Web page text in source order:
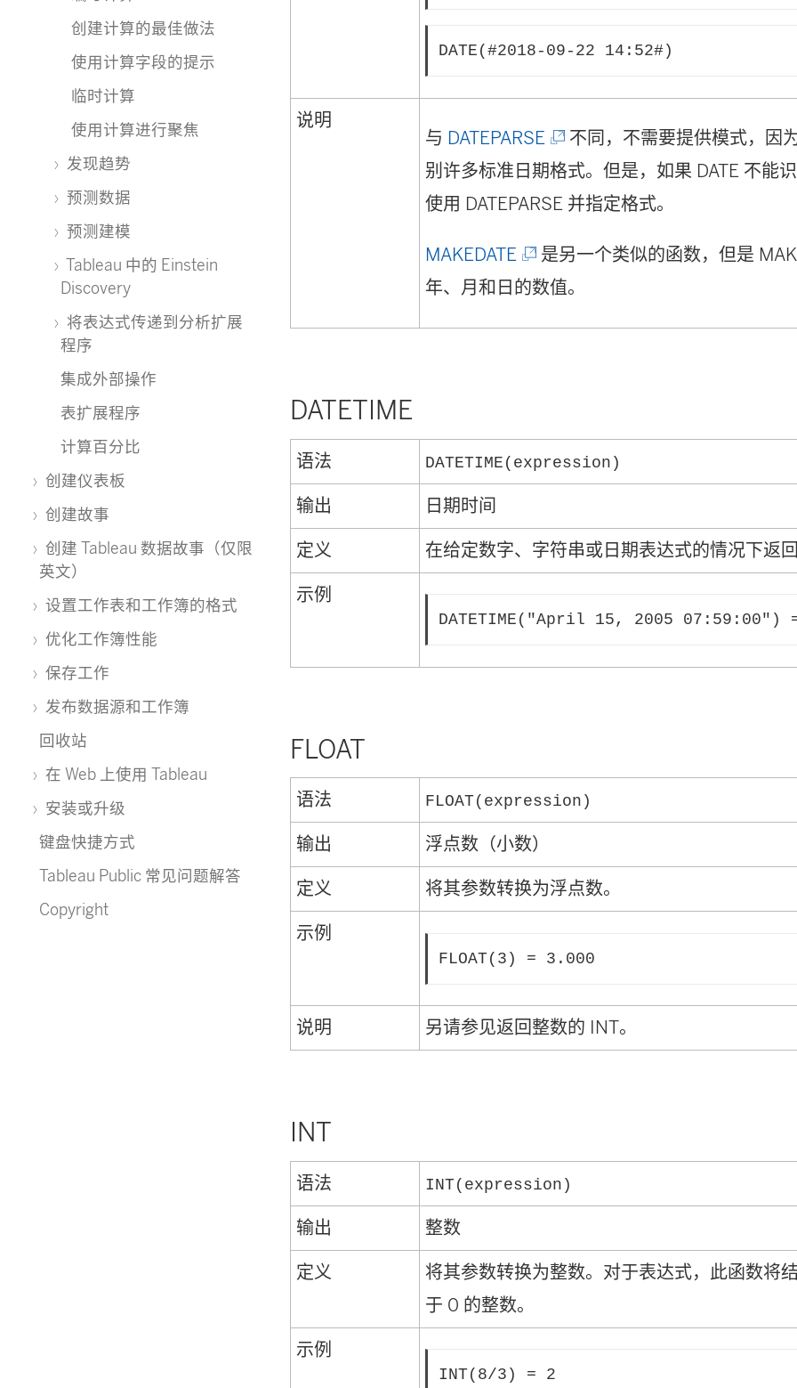
创建计算的最佳做法
使用计算字段的提示
临时计算
使用计算进行聚焦
发现趋势
预测数据
预测建模
Tableau 中的 Einstein
Discovery
将表达式传递到分析扩展
程序
集成外部操作
表扩展程序
计算百分比
创建仪表板
创建故事
创建 Tableau 数据故事（仅限
英文）
设置工作表和工作簿的格式
优化工作簿性能
保存工作
发布数据源和工作簿
回收站
在 Web 上使用 Tableau
安装或升级
键盘快捷方式
Tableau Public 常见问题解答
Copyright
DATE(#2018-09-22 14:52#)
说明
与 DATEPARSE (
链
接
新
窗
口
开
)
不同，不需要提供模式，因
别许多标准日期格式。但是，如果 DATE 不能
使用 DATEPARSE 并指定格式。
MAKEDATE (
链
中
开
是另一个类似的函数，但是
年、月和日的数值。
DATETIME
语法 DATETIME(expression)
输出 日期时间
定义 在给定数字、字符串或日期表达式的情况下返
示例
DATETIME("April 15, 2005
FLOAT
语法 FLOAT(expression)
输出 浮点数（小数）
定义 将其参数转换为浮点数。
示例
FLOAT(3) = 3.000
说明 另请参见返回整数的 INT。
INT
语法 INT(expression)
输出 整数
定义
将其参数转换为整数。对于表达式，此函数将
于 0 的整数。
示例
INT(8/3) = 2